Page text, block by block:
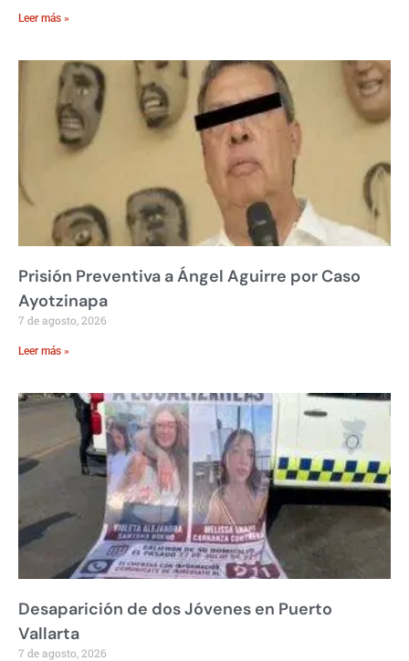
Leer más »
Prisión Preventiva a Ángel Aguirre por Caso
Ayotzinapa
7 de agosto, 2026
Leer más »
Desaparición de dos Jóvenes en Puerto
Vallarta
7 de agosto, 2026